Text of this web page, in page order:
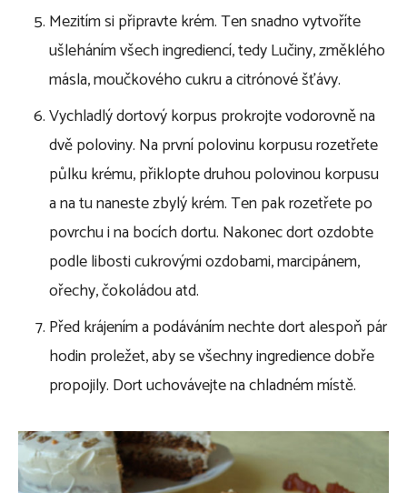
Mezitím si připravte krém. Ten snadno vytvoříte
ušleháním všech ingrediencí, tedy Lučiny, změklého
másla, moučkového cukru a citrónové šťávy.
Vychladlý dortový korpus prokrojte vodorovně na
dvě poloviny. Na první polovinu korpusu rozetřete
půlku krému, přiklopte druhou polovinou korpusu
a na tu naneste zbylý krém. Ten pak rozetřete po
povrchu i na bocích dortu. Nakonec dort ozdobte
podle libosti cukrovými ozdobami, marcipánem,
ořechy, čokoládou atd.
Před krájením a podáváním nechte dort alespoň pár
hodin proležet, aby se všechny ingredience dobře
propojily. Dort uchovávejte na chladném místě.